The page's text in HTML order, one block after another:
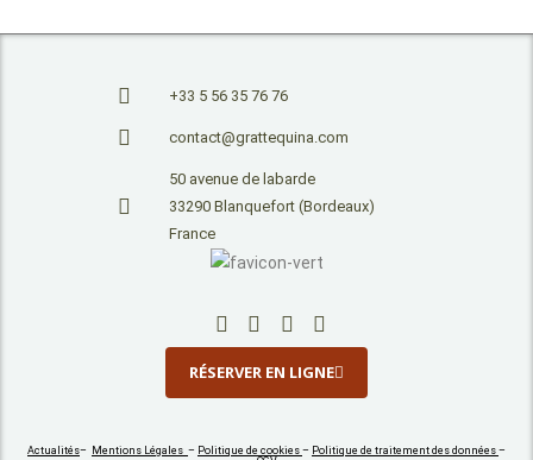
+33 5 56 35 76 76
contact@grattequina.com
50 avenue de labarde
33290 Blanquefort (Bordeaux)
France
RÉSERVER EN LIGNE
Actualités– Mentions Légales – Politique de cookies – Politique de traitement des données –